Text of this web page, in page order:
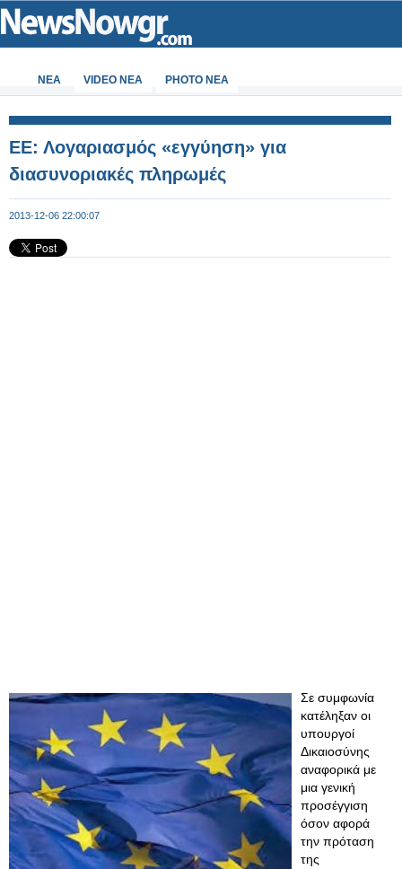
ΝΕΑ VIDEO NEA PHOTO NEA
ΕΕ: Λογαριασμός «εγγύηση» για
διασυνοριακές πληρωμές
2013-12-06 22:00:07
Σε συμφωνία
κατέληξαν οι
υπουργοί
Δικαιοσύνης
αναφορικά με
μια γενική
προσέγγιση
όσον αφορά
την πρόταση
της